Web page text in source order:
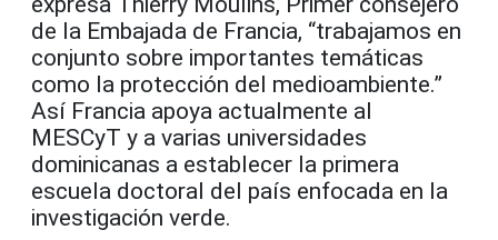
de la Embajada de Francia, “trabajamos en
conjunto sobre importantes temáticas
como la protección del medioambiente.”
Así Francia apoya actualmente al
MESCyT y a varias universidades
dominicanas a establecer la primera
escuela doctoral del país enfocada en la
investigación verde.